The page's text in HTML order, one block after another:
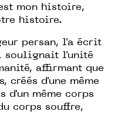
mon histoire,
histoire.
persan, l'a écrit
l'unité
affirmant que
créés d'une même
d'un même corps
corps souffre,